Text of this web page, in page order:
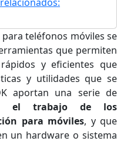
teléfonos móviles se
que permiten
y eficientes que
y utilidades que se
aportan una serie de
el trabajo de los
para móviles, y que
un hardware o sistema